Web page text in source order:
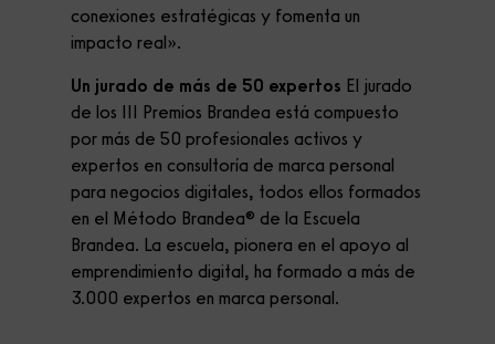
conexiones estratégicas y fomenta un
impacto real».
Un jurado de más de 50 expertos El jurado
de los III Premios Brandea está compuesto
por más de 50 profesionales activos y
expertos en consultoría de marca personal
para negocios digitales, todos ellos formados
en el Método Brandea® de la Escuela
Brandea. La escuela, pionera en el apoyo al
emprendimiento digital, ha formado a más de
3.000 expertos en marca personal.